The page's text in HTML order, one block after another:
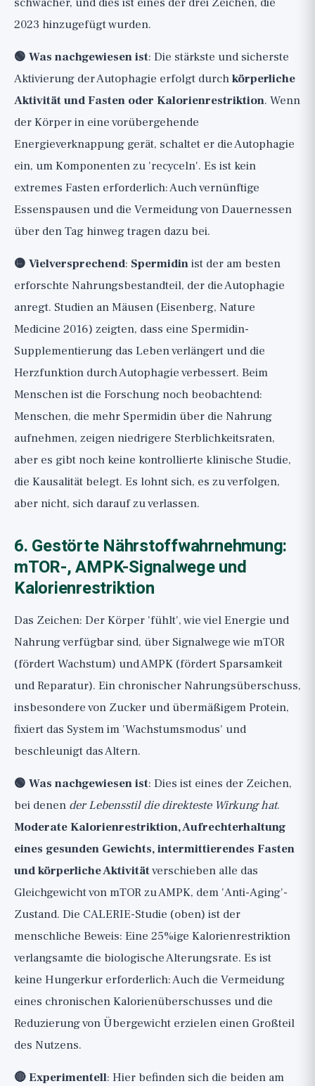
2023 hinzugefügt wurden.
🟢 Was nachgewiesen ist: Die stärkste und sicherste
Aktivierung der Autophagie erfolgt durchkörperliche
Aktivität und Fasten oder Kalorienrestriktion. Wenn
der Körper in eine vorübergehende
Energieverknappung gerät, schaltet er die Autophagie
ein, um Komponenten zu 'recyceln'. Es ist kein
extremes Fasten erforderlich: Auch vernünftige
Essenspausen und die Vermeidung von Dauernessen
über den Tag hinweg tragen dazu bei.
🟡 Vielversprechend: Spermidinist der am besten
erforschte Nahrungsbestandteil, der die Autophagie
anregt. Studien an Mäusen (Eisenberg, Nature
Medicine 2016) zeigten, dass eine Spermidin-
Supplementierung das Leben verlängert und die
Herzfunktion durch Autophagie verbessert. Beim
Menschen ist die Forschung noch beobachtend:
Menschen, die mehr Spermidin über die Nahrung
aufnehmen, zeigen niedrigere Sterblichkeitsraten,
aber es gibt noch keine kontrollierte klinische Studie,
die Kausalität belegt. Es lohnt sich, es zu verfolgen,
aber nicht, sich darauf zu verlassen.
6. Gestörte Nährstoffwahrnehmung:
mTOR-, AMPK-Signalwege und
Kalorienrestriktion
Das Zeichen: Der Körper 'fühlt', wie viel Energie und
Nahrung verfügbar sind, über Signalwege wie mTOR
(fördert Wachstum) und AMPK (fördert Sparsamkeit
und Reparatur). Ein chronischer Nahrungsüberschuss,
insbesondere von Zucker und übermäßigem Protein,
fixiert das System im 'Wachstumsmodus' und
beschleunigt das Altern.
🟢 Was nachgewiesen ist: Dies ist eines der Zeichen,
bei denen der Lebensstil die direkteste Wirkung hat.
Moderate Kalorienrestriktion, Aufrechterhaltung
eines gesunden Gewichts, intermittierendes Fasten
und körperliche Aktivitätverschieben alle das
Gleichgewicht von mTOR zu AMPK, dem 'Anti-Aging'-
Zustand. Die CALERIE-Studie (oben) ist der
menschliche Beweis: Eine 25%ige Kalorienrestriktion
verlangsamte die biologische Alterungsrate. Es ist
keine Hungerkur erforderlich: Auch die Vermeidung
eines chronischen Kalorienüberschusses und die
Reduzierung von Übergewicht erzielen einen Großteil
des Nutzens.
🔴 Experimentell: Hier befinden sich die beiden am